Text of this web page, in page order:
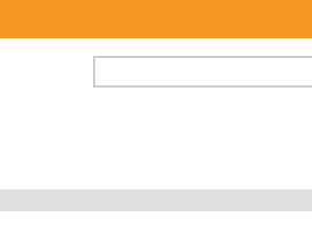
FORMULAIRE DE